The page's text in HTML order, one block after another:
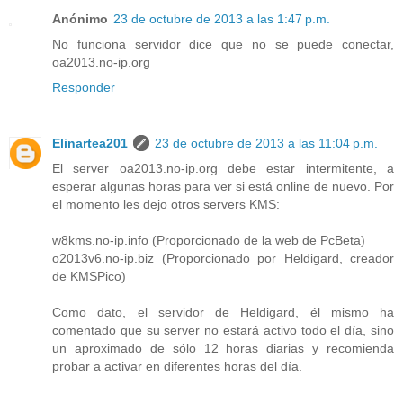
Anónimo 23 de octubre de 2013 a las 1:47 p.m.
No funciona servidor dice que no se puede conectar,
oa2013.no-ip.org
Responder
Elinartea201
23 de octubre de 2013 a las 11:04 p.m.
El server oa2013.no-ip.org debe estar intermitente, a
esperar algunas horas para ver si está online de nuevo. Por
el momento les dejo otros servers KMS:
w8kms.no-ip.info (Proporcionado de la web de PcBeta)
o2013v6.no-ip.biz (Proporcionado por Heldigard, creador
de KMSPico)
Como dato, el servidor de Heldigard, él mismo ha
comentado que su server no estará activo todo el día, sino
un aproximado de sólo 12 horas diarias y recomienda
probar a activar en diferentes horas del día.